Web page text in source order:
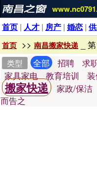
首页 | 人才 | 房产 | 婚恋 |
首页 >> 南昌搬家快递 _
类型 全部 招聘 求
家具家电
教育培训
搬家快递 家政/保洁
而告之